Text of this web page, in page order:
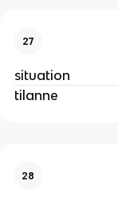
27
situation
tilanne
28